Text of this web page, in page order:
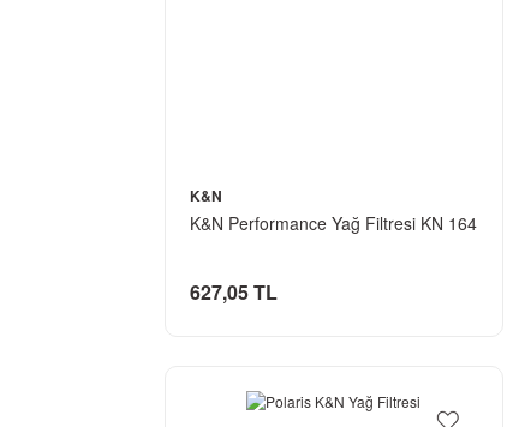
K&N
K&N Performance Yağ Filtresi KN 164
627,05 TL